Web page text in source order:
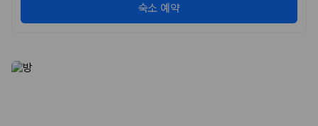
제주렌트카 보험까지 비교해야 진짜 가격비교입
동일한 차량이라도 보험 조건에 따라 실제 부담 금액이 달라질 수 있습니
숙소 예약